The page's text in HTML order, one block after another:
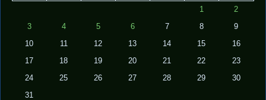
1 2
3 4 5 6 7 8 9
10 11 12 13 14 15 16
17 18 19 20 21 22 23
24 25 26 27 28 29 30
31